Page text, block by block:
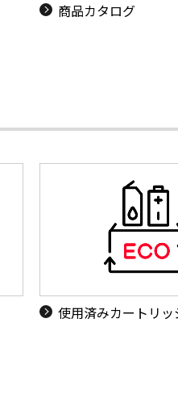
商品カタログ
使用済みカートリ